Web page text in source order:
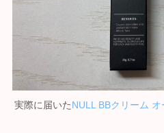
実際に届いたNULL BBクリーム